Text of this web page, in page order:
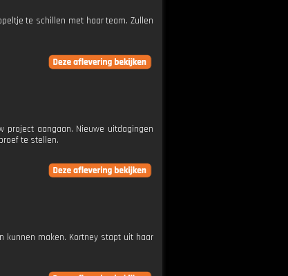
te schillen met haar team. Zullen
project aangaan. Nieuwe uitdagingen
te stellen.
kunnen maken. Kortney stapt uit haar